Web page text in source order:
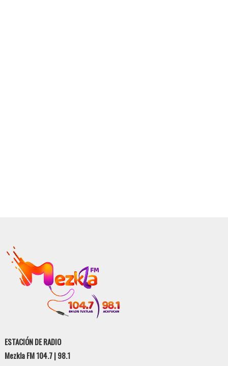
ESTACIÓN DE RADIO
Mezkla FM 104.7 | 98.1